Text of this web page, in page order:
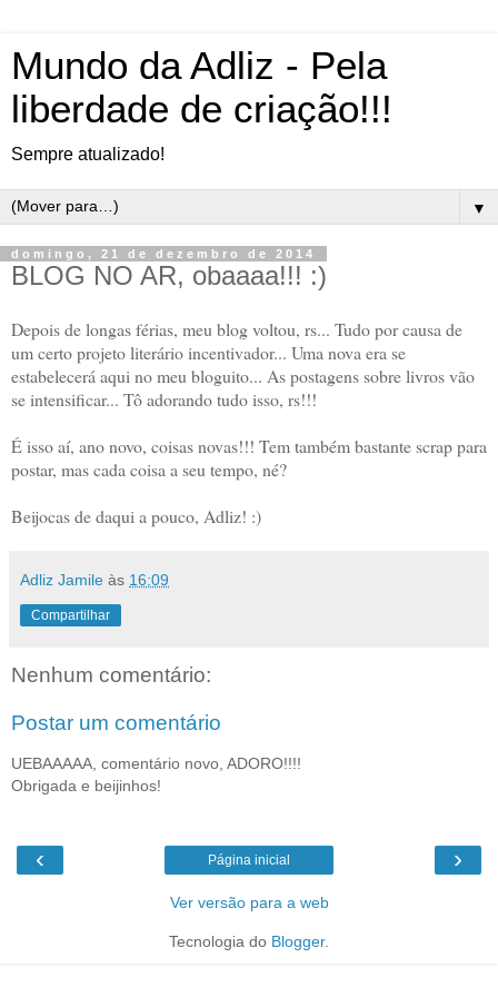
Mundo da Adliz - Pela
liberdade de criação!!!
Sempre atualizado!
▼
domingo, 21 de dezembro de 2014
BLOG NO AR, obaaaa!!! :)
Depois de longas férias, meu blog voltou, rs... Tudo por causa de
um certo projeto literário incentivador... Uma nova era se
estabelecerá aqui no meu bloguito... As postagens sobre livros vão
se intensificar... Tô adorando tudo isso, rs!!!
É isso aí, ano novo, coisas novas!!! Tem também bastante scrap para
postar, mas cada coisa a seu tempo, né?
Beijocas de daqui a pouco, Adliz! :)
Adliz Jamile às 16:09
Compartilhar
Nenhum comentário:
Postar um comentário
UEBAAAAA, comentário novo, ADORO!!!!
Obrigada e beijinhos!
‹ ›
Página inicial
Ver versão para a web
Tecnologia do Blogger.